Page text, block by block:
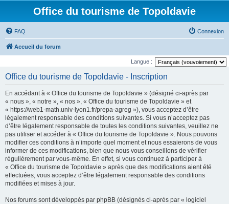
Office du tourisme de Topoldavie
FAQ Connexion
Accueil du forum
Langue :
Office du tourisme de Topoldavie - Inscription
En accédant à « Office du tourisme de Topoldavie » (désigné ci-après par
« nous », « notre », « nos », « Office du tourisme de Topoldavie » et
« https://web1-math.univ-lyon1.fr/prepa-agreg »), vous acceptez d’être
légalement responsable des conditions suivantes. Si vous n’acceptez pas
d’être légalement responsable de toutes les conditions suivantes, veuillez ne
pas utiliser et accéder à « Office du tourisme de Topoldavie ». Nous pouvons
modifier ces conditions à n’importe quel moment et nous essaierons de vous
informer de ces modifications, bien que nous vous conseillons de vérifier
régulièrement par vous-même. En effet, si vous continuez à participer à
« Office du tourisme de Topoldavie » après que des modifications aient été
effectuées, vous acceptez d’être légalement responsable des conditions
modifiées et mises à jour.
Nos forums sont développés par phpBB (désignés ci-après par « logiciel